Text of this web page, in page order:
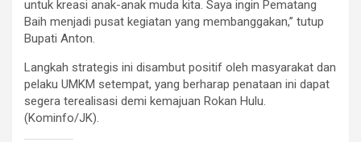
untuk kreasi anak-anak muda kita. Saya ingin Pematang
Baih menjadi pusat kegiatan yang membanggakan,” tutup
Bupati Anton.
​Langkah strategis ini disambut positif oleh masyarakat dan
pelaku UMKM setempat, yang berharap penataan ini dapat
segera terealisasi demi kemajuan Rokan Hulu.
(Kominfo/JK).